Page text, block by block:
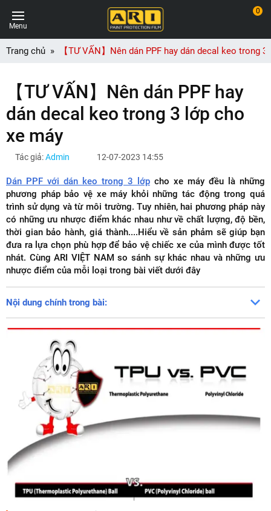
Menu
0
Trang chủ 【TƯ VẤN】Nên dán PPF hay dán decal keo trong
【TƯ VẤN】Nên dán PPF hay
dán decal keo trong 3 lớp cho
xe máy
Tác giả:Admin 12-07-2023 14:55
Dán PPF với dán keo trong 3 lớp cho xe máy đều là những
phương pháp bảo vệ xe máy khỏi những tác động trong quá
trình sử dụng và từ môi trường. Tuy nhiên, hai phương pháp này
có những ưu nhược điểm khác nhau như về chất lượng, độ bền,
thời gian bảo hành, giá thành....Hiểu về sản phảm sẽ giúp bạn
đưa ra lựa chọn phù hợp để bảo vệ chiếc xe của mình được tốt
nhát. Cùng ARI VIỆT NAM so sánh sự khác nhau và những ưu
nhược điểm của mỗi loại trong bài viết dưới đây
Nội dung chính trong bài: